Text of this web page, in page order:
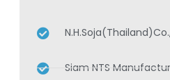
Siam NTS